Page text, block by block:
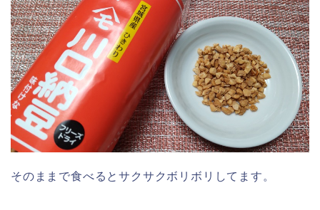
そのままで食べるとサクサクボリボリしてます。